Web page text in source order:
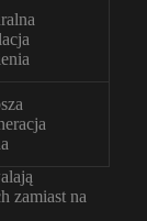
zamiast na